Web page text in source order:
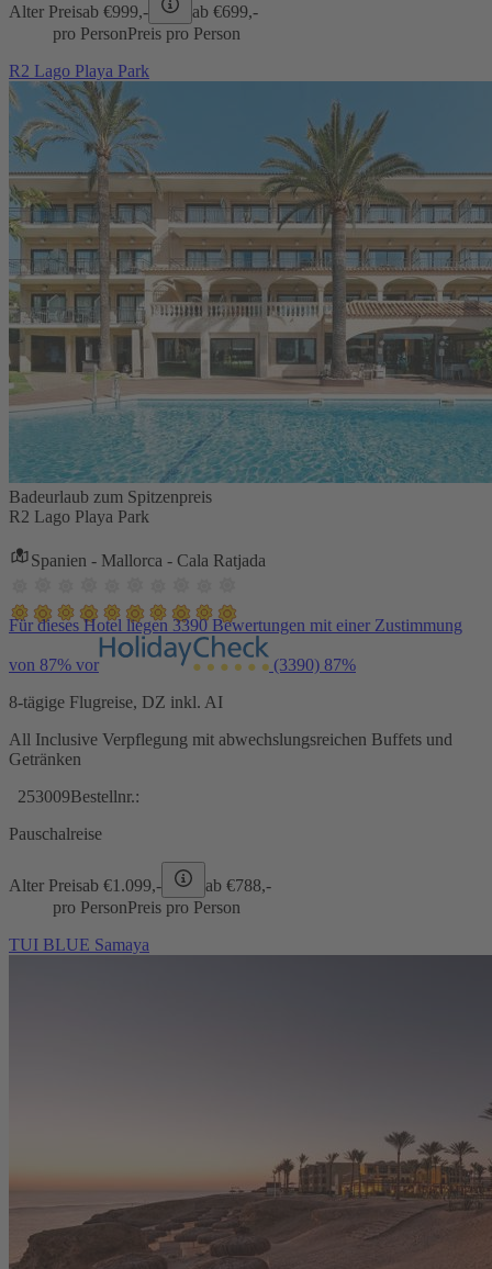
Alter Preisab €999,- ab €699,-
pro PersonPreis pro Person
R2 Lago Playa Park
Badeurlaub zum Spitzenpreis
R2 Lago Playa Park
Spanien - Mallorca - Cala Ratjada
Für dieses Hotel liegen 3390 Bewertungen mit einer Zustimmung
von 87% vor (3390) 87%
8-tägige Flugreise, DZ inkl. AI
All Inclusive Verpflegung mit abwechslungsreichen Buffets und
Getränken
253009Bestellnr.:
Pauschalreise
Alter Preisab €1.099,- ab €788,-
pro PersonPreis pro Person
TUI BLUE Samaya